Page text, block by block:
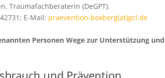
Traumafachberaterin (DeGPT).
E-Mail: praevention-boxberg(at)gcl.de
Personen Wege zur Unterstützung
und Prävention